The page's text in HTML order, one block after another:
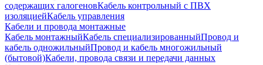
содержащих галогеновКабель контрольный с ПВХ
изоляциейКабель управления
Кабели и провода монтажные
Кабель монтажныйКабель специализированныйПровод и
кабель одножильныйПровод и кабель многожильный
(бытовой)Кабели, провода связи и передачи данных